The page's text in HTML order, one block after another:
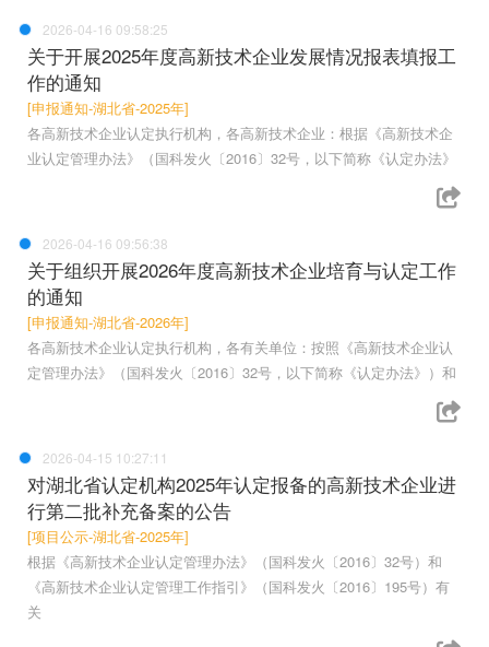
2026-04-16 09:58:25
关于开展2025年度高新技术企业发展情况报表填报工
作的通知
[申报通知-湖北省-2025年]
各高新技术企业认定执行机构，各高新技术企业：根据《高新技术企
业认定管理办法》（国科发火〔2016〕32号，以下简称《认定办法》
2026-04-16 09:56:38
关于组织开展2026年度高新技术企业培育与认定工作
的通知
[申报通知-湖北省-2026年]
各高新技术企业认定执行机构，各有关单位：按照《高新技术企业认
定管理办法》（国科发火〔2016〕32号，以下简称《认定办法》）和
2026-04-15 10:27:11
对湖北省认定机构2025年认定报备的高新技术企业进
行第二批补充备案的公告
[项目公示-湖北省-2025年]
根据《高新技术企业认定管理办法》（国科发火〔2016〕32号）和
《高新技术企业认定管理工作指引》（国科发火〔2016〕195号）有
关